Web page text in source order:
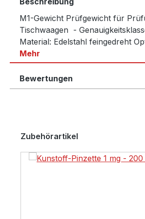
M1-Gewicht Prüfgewicht für
Tischwaagen -
Material: Edelstahl feingedreht
Mehr
Bewertungen
Produktgalerie überspringen
Zubehörartikel